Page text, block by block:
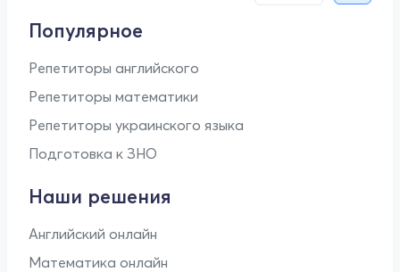
Популярное
Репетиторы английского
Репетиторы математики
Репетиторы украинского языка
Подготовка к ЗНО
Наши решения
Английский онлайн
Математика онлайн